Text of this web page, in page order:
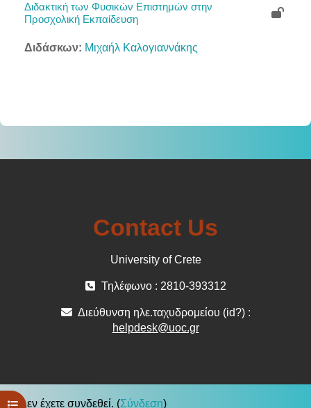
Άνοιγμα ευρετηρίου μαθήματος
Διδακτική των Φυσικών Επιστημών στην
Προσχολική Εκπαίδευση
Διδάσκων: Μιχαήλ Καλογιαννάκης
Contact Us
University of Crete
Τηλέφωνο : 2810-393312
Διεύθυνση ηλε.ταχυδρομείου (id?) :
helpdesk@uoc.gr
Δεν έχετε συνδεθεί. (Σύνδεση)